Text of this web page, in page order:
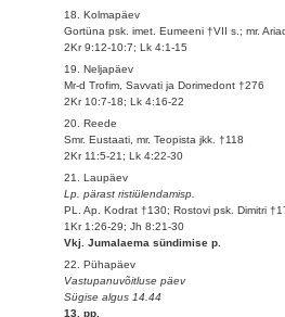
18. Kolmapäev
Gortüna psk. imet. Eumeeni †VII s.; mr.
2Kr 9:12-10:7; Lk 4:1-15
19. Neljapäev
Mr-d Trofim, Savvati ja Dorimedont †276
2Kr 10:7-18; Lk 4:16-22
20. Reede
Smr. Eustaati, mr. Teopista jkk. †118
2Kr 11:5-21; Lk 4:22-30
21. Laupäev
Lp. pärast ristiülendamisp.
PL. Ap. Kodrat †130; Rostovi psk. Dimitri
1Kr 1:26-29; Jh 8:21-30
Vkj. Jumalaema sündimise p.
22. Pühapäev
Vastupanuvõitluse päev
Sügise algus 14.44
13. pp.